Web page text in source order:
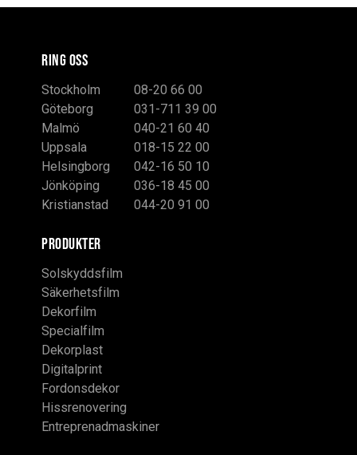
RING OSS
Stockholm
08-20 66 00
Göteborg
031-711 39 00
Malmö
040-21 60 40
Uppsala
018-15 22 00
Helsingborg
042-16 50 10
Jönköping
036-18 45 00
Kristianstad
044-20 91 00
PRODUKTER
Solskyddsfilm
Säkerhetsfilm
Dekorfilm
Specialfilm
Dekorplast
Digitalprint
Fordonsdekor
Hissrenovering
Entreprenadmaskiner